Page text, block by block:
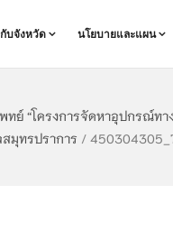
กับจังหวัด นโยบายและแผน
“โครงการจัดหาอุปกรณ์ทา
มุทรปราการ /